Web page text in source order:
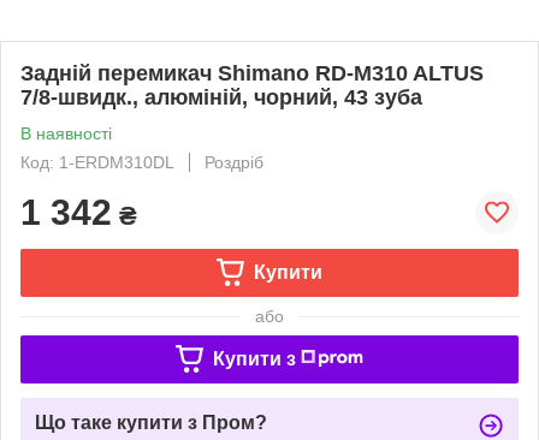
Задній перемикач Shimano RD-M310 ALTUS
7/8-швидк., алюміній, чорний, 43 зуба
В наявності
Код: 1-ERDM310DL
Роздріб
1 342 ₴
Купити
або
Купити з
Що таке купити з Пром?